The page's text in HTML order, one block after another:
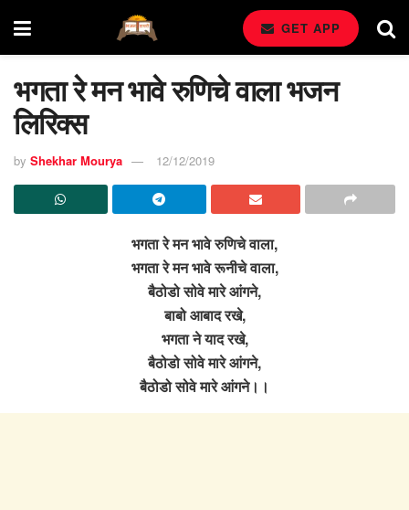
GET APP
भगता रे मन भावे रुणिचे वाला भजन
लिरिक्स
by Shekhar Mourya 12/12/2019
भगता रे मन भावे रुणिचे वाला,
भगता रे मन भावे रूनीचे वाला,
बैठोडो सोवे मारे आंगने,
बाबो आबाद रखे,
भगता ने याद रखे,
बैठोडो सोवे मारे आंगने,
बैठोडो सोवे मारे आंगने।।